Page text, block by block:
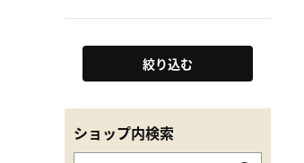
絞り込む
ショップ内検索